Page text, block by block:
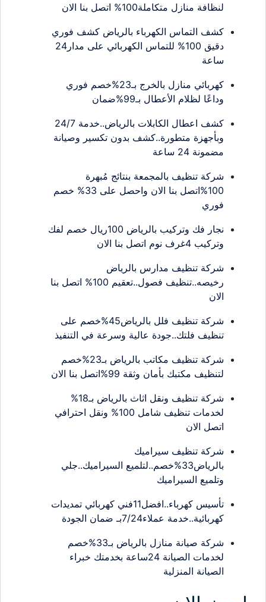
لنظافة منازل متكاملة100% اتصل بنا الان
كشف التماس الكهرباء بالرياض كشف فوري
دقيق 100% للتماس الكهربائي على مدار24
ساعة
كهربائي منازل بالخرج بـ23%خصم فوري
وداعًا لظلام الأعطال بـ99%ضمان
كشف اعطال الكابلات بالرياض..خدمة 24/7
وبأجهزة متطورة..كشف بدون تكسير وصيانة
مضمونة 24 ساعة
شركة تنظيف بالمجمعة بنتائج مُبهرة
100%اتصل بنا الان واحصل على 33% خصم
فوري
نجار فك وتركيب بالرياض 100ريال خصم لفك
وتركيب 4غرف نوم اتصل بنا الان
شركة تنظيف مدارس بالرياض
رخيصه..تنظيف فصول..تعقيم 100% اتصل بنا
الان
شركة تنظيف فلل بالرياض45%خصم على
تنظيف فلتك..جودة عالية وسرعة في التنفيذ
شركة تنظيف مكاتب بالرياض بـ23%خصم
لتنظيف مكتبك بأمان وثقة 99%اتصل بنا الان
شركة تنظيف ونقل اثاث بالرياض بـ18%
لخدمات تنظيف شامل 100% ونقل احترافي
اتصل الان
شركة تنظيف سيراميك
بالرياض33%خصم..لتلميع السيراميك..جلي
وتلميع السيراميك
تأسيس كهرباء..افضل11فني كهربائي تمديدات
كهربائية..خدمة عملاء7/24بـ ضمان الجودة
شركة صيانة منازل بالرياض بـ33%خصم
لخدمات الصيانة 24ساعة بخدمتك خبراء
الصيانة المنزلية